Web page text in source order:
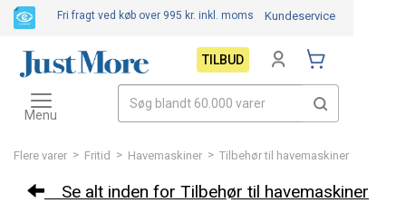
Flere varer > Fritid > Havemaskiner > Tilbehør til havemaskiner
Se alt inden for Tilbehør til havemaskiner
Fri fragt ved køb over 995 kr. inkl. moms Kundeservice
TILBUD
Toggle
navigation
Menu